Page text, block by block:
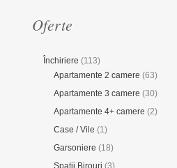
Oferte
Închiriere (113)
Apartamente 2 camere (63)
Apartamente 3 camere (30)
Apartamente 4+ camere (2)
Case / Vile (1)
Garsoniere (18)
Spaţii Birouri (3)